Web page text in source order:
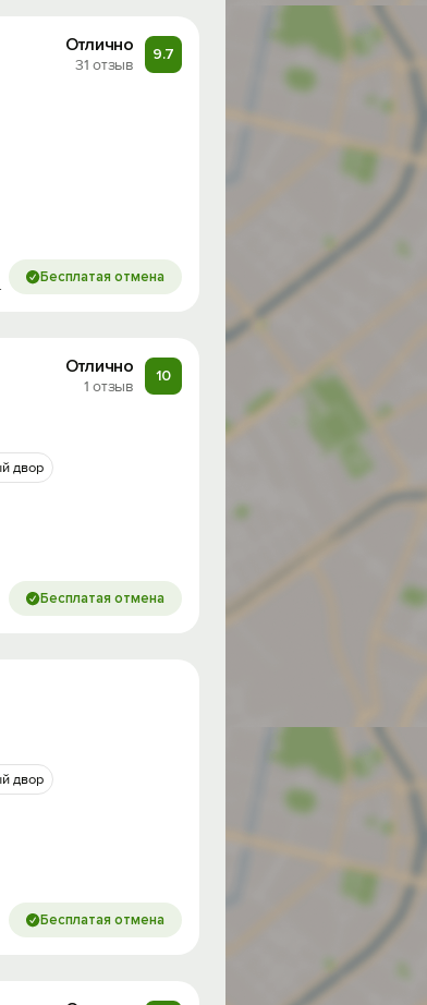
Отлично
31 отзыв
9.7
Бесплатая отмена
Отлично
1 отзыв
10
двор
Бесплатая отмена
двор
Бесплатая отмена